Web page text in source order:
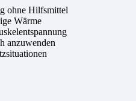
ohne Hilfsmittel
Wärme
anzuwenden